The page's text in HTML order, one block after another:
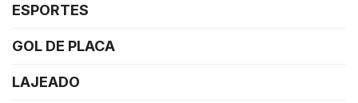
ESPORTES
GOL DE PLACA
LAJEADO